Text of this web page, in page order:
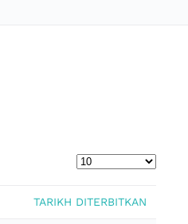
TARIKH DITERBITKAN